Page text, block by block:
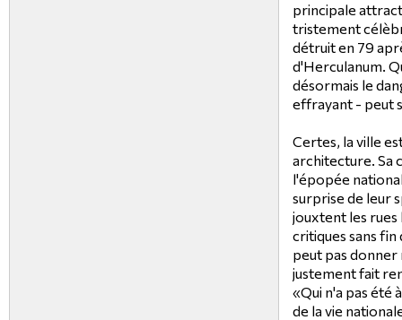
principale
tristement
détruit en 79
d'Herculanum.
désormais le
effrayant - peut
Certes, la ville
architecture. Sa
l'épopée
surprise de leur
jouxtent les rues
critiques sans fin
peut pas donner
justement fait
«Qui n'a pas été
de la vie